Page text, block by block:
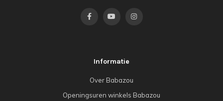
Informatie
Over Babazou
Openingsuren winkels Babazou